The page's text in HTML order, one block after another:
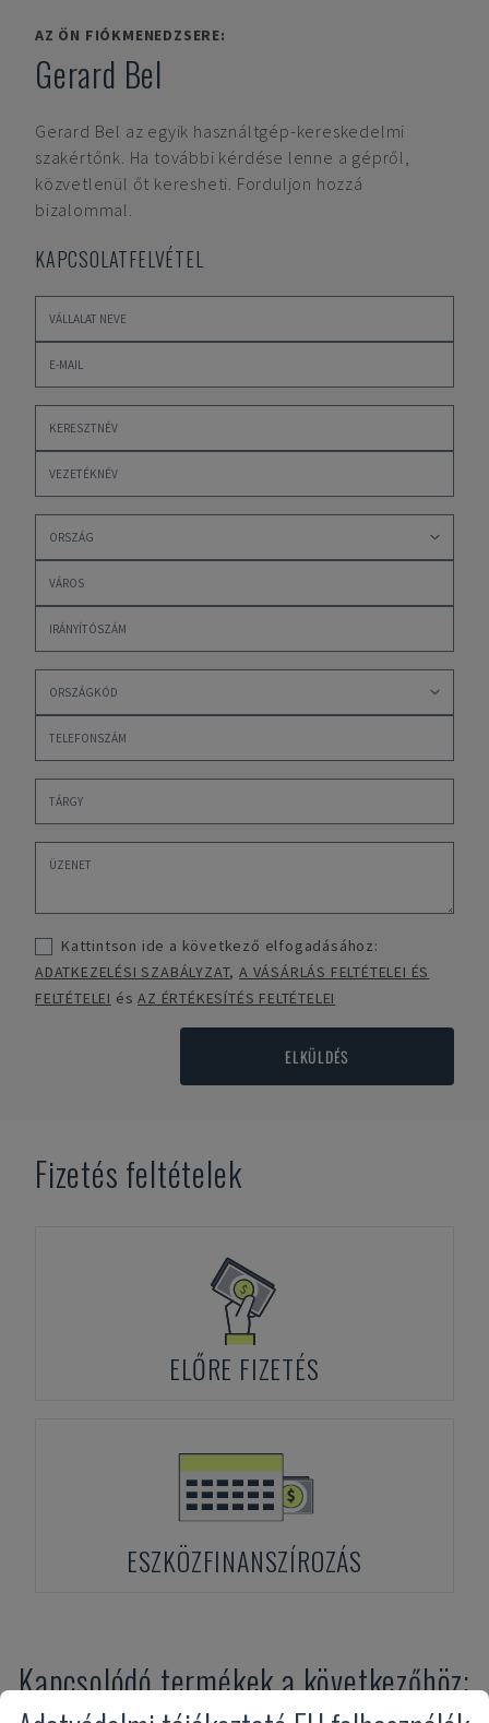
AZ ÖN FIÓKMENEDZSERE:
Gerard Bel
Gerard Bel az egyik használtgép-kereskedelmi
szakértőnk. Ha további kérdése lenne a gépről,
közvetlenül őt keresheti. Forduljon hozzá
bizalommal.
KAPCSOLATFELVÉTEL
Kattintson ide a következő elfogadásához:
ADATKEZELÉSI SZABÁLYZAT,A VÁSÁRLÁS FELTÉTELEI ÉS
FELTÉTELEI ésAZ ÉRTÉKESÍTÉS FELTÉTELEI
ELKÜLDÉS
Fizetés feltételek
ELŐRE FIZETÉS
ESZKÖZFINANSZÍROZÁS
Kapcsolódó termékek a következőhöz: